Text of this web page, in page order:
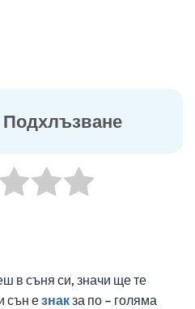
в съня си, значи ще те
сън езнакза по – голяма